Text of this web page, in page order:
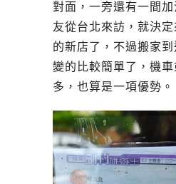
對面，一旁還有一間
友從台北來訪，就決
的新店了，不過搬家
變的比較簡單了，機
多，也算是一項優勢。